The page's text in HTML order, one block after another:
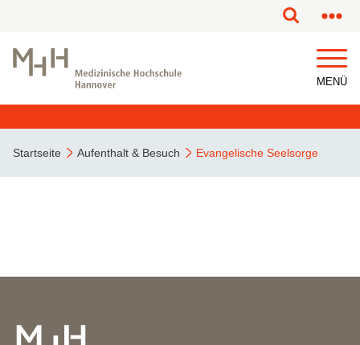
MENÜ
Startseite Aufenthalt & Besuch Evangelische Seelsorge